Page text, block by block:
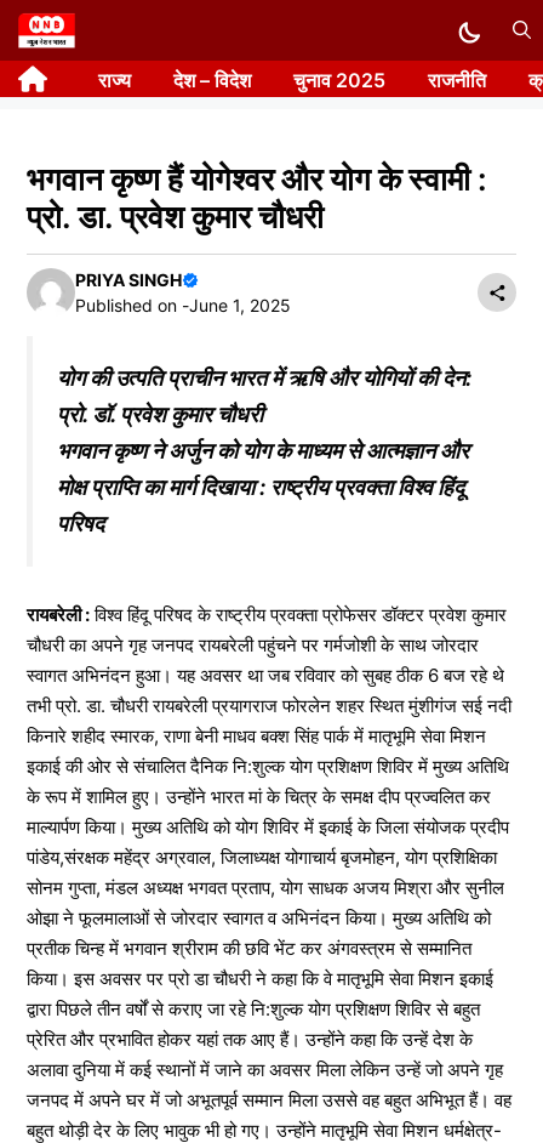
Skip
to
content राज्य देश – विदेश चुनाव 2025 राजनीति
भगवान कृष्ण हैं योगेश्वर और योग के स्वामी :
प्रो. डा. प्रवेश कुमार चौधरी
PRIYA SINGH
Published on -June 1, 2025
योग की उत्पति प्राचीन भारत में ऋषि और योगियों की देन:
प्रो. डॉ. प्रवेश कुमार चौधरी
भगवान कृष्ण ने अर्जुन को योग के माध्यम से आत्मज्ञान और
मोक्ष प्राप्ति का मार्ग दिखाया : राष्ट्रीय प्रवक्ता विश्व हिंदू
परिषद
रायबरेली :विश्व हिंदू परिषद के राष्ट्रीय प्रवक्ता प्रोफेसर डॉक्टर प्रवेश कुमार
चौधरी का अपने गृह जनपद रायबरेली पहुंचने पर गर्मजोशी के साथ जोरदार
स्वागत अभिनंदन हुआ। यह अवसर था जब रविवार को सुबह ठीक 6 बज रहे थे
तभी प्रो. डा. चौधरी रायबरेली प्रयागराज फोरलेन शहर स्थित मुंशीगंज सई नदी
किनारे शहीद स्मारक, राणा बेनी माधव बक्श सिंह पार्क में मातृभूमि सेवा मिशन
इकाई की ओर से संचालित दैनिक नि:शुल्क योग प्रशिक्षण शिविर में मुख्य अतिथि
के रूप में शामिल हुए। उन्होंने भारत मां के चित्र के समक्ष दीप प्रज्वलित कर
माल्यार्पण किया। मुख्य अतिथि को योग शिविर में इकाई के जिला संयोजक प्रदीप
पांडेय,संरक्षक महेंद्र अग्रवाल, जिलाध्यक्ष योगाचार्य बृजमोहन, योग प्रशिक्षिका
सोनम गुप्ता, मंडल अध्यक्ष भगवत प्रताप, योग साधक अजय मिश्रा और सुनील
ओझा ने फूलमालाओं से जोरदार स्वागत व अभिनंदन किया। मुख्य अतिथि को
प्रतीक चिन्ह में भगवान श्रीराम की छवि भेंट कर अंगवस्त्रम से सम्मानित
किया। इस अवसर पर प्रो डा चौधरी ने कहा कि वे मातृभूमि सेवा मिशन इकाई
द्वारा पिछले तीन वर्षों से कराए जा रहे नि:शुल्क योग प्रशिक्षण शिविर से बहुत
प्रेरित और प्रभावित होकर यहां तक आए हैं। उन्होंने कहा कि उन्हें देश के
अलावा दुनिया में कई स्थानों में जाने का अवसर मिला लेकिन उन्हें जो अपने गृह
जनपद में अपने घर में जो अभूतपूर्व सम्मान मिला उससे वह बहुत अभिभूत हैं। वह
बहुत थोड़ी देर के लिए भावुक भी हो गए। उन्होंने मातृभूमि सेवा मिशन धर्मक्षेत्र-